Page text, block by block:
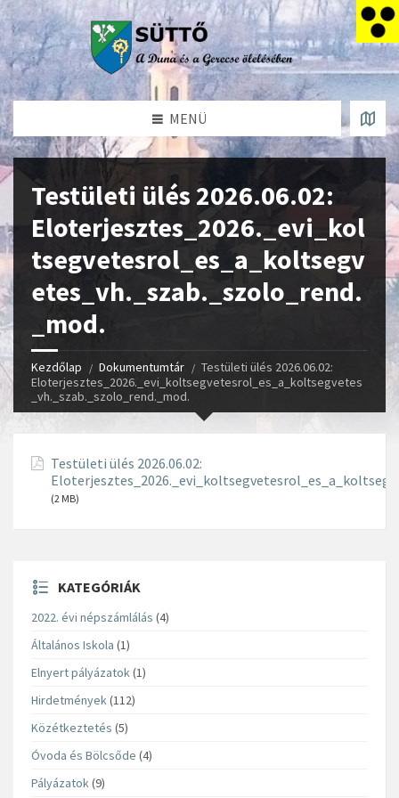
MENÜ
Testületi ülés 2026.06.02:
Eloterjesztes_2026._evi_kol
tsegvetesrol_es_a_koltsegv
etes_vh._szab._szolo_rend.
_mod.
Kezdőlap Dokumentumtár
Testületi ülés 2026.06.02:
Eloterjesztes_2026._evi_koltsegvetesrol_es_a_koltsegvetes
_vh._szab._szolo_rend._mod.
Testületi ülés 2026.06.02:
(2 MB)
KATEGÓRIÁK
2022. évi népszámlálás (4)
Általános Iskola (1)
Elnyert pályázatok(1)
Hirdetmények(112)
Közétkeztetés (5)
Óvoda és Bölcsőde (4)
Pályázatok(9)